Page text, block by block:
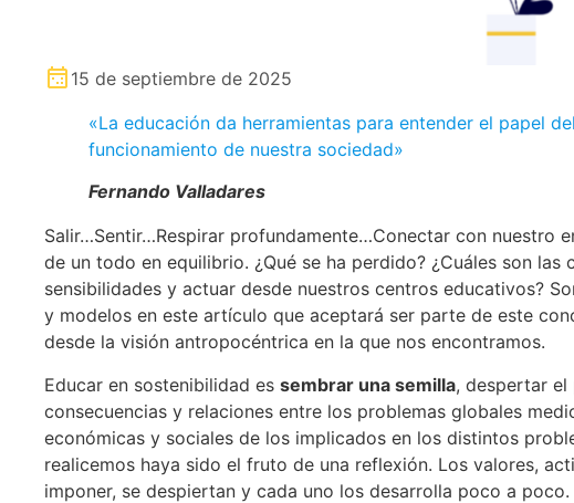
15 de septiembre de 2025
«La educación da herramientas para entender el papel
funcionamiento de nuestra sociedad»
Fernando Valladares
Salir…Sentir…Respirar profundamente…Conectar con nuestro
de un todo en equilibrio. ¿Qué se ha perdido? ¿Cuáles son las
sensibilidades y actuar desde nuestros centros educativos?
y modelos en este artículo que aceptará ser parte de este
desde la visión antropocéntrica en la que nos encontramos.
Educar en sostenibilidad es sembrar una semilla, despertar el
consecuencias y relaciones entre los problemas globales
económicas y sociales de los implicados en los distintos
realicemos haya sido el fruto de una reflexión. Los valores,
imponer, se despiertan y cada uno los desarrolla poco a